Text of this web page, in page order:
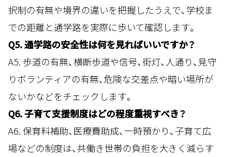
択制の有無や境界の違いを把握したうえで、学校ま
での距離と通学路を実際に歩いて確認します。
Q5. 通学路の安全性は何を見ればいいですか？
A5. 歩道の有無、横断歩道や信号、街灯、人通り、見守
りボランティアの有無、危険な交差点や暗い場所が
ないかなどをチェックします。
Q6. 子育て支援制度はどの程度重視すべき？
A6. 保育料補助、医療費助成、一時預かり、子育て広
場などの制度は、共働き世帯の負担を大きく減らす